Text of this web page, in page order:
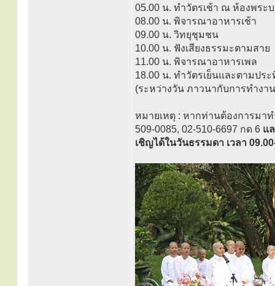
05.00 น. ทำวัตรเช้า ณ ห้องพระ
08.00 น. พิจารณาอาหารเช้า
09.00 น. วิทยุชุมชน
10.00 น. ฟังเสียงธรรมะตามสาย
11.00 น. พิจารณาอาหารเพล
18.00 น. ทำวัตรเย็นและตามป
(ระหว่างวัน ภาวนากับการทำงา
หมายเหตุ : หากท่านต้องการม
509-0085, 02-510-6697 กด 6 แ
เชิญได้ในวันธรรมดา เวลา